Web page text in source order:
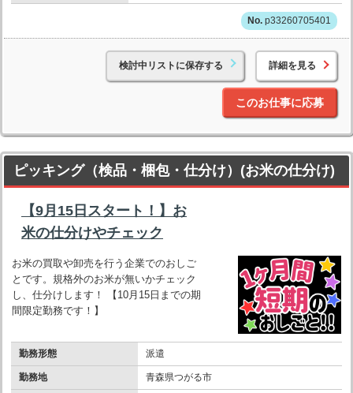
p33260705401
検討中リストに保存する 詳細を見る
このお仕事に応募
ピッキング（検品・梱包・仕分け）(お米の仕分け)
【9月15日スタート！】お
米の仕分けやチェック
お米の買取や卸売を行う企業でのおしご
とです。規格外のお米が無いかチェック
し、仕分けします！ 【10月15日までの期
間限定勤務です！】
勤務形態 派遣
勤務地 青森県つがる市